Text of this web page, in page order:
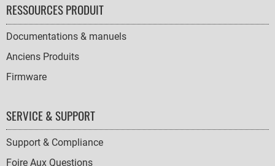
RESSOURCES PRODUIT
Documentations & manuels
Anciens Produits
Firmware
SERVICE & SUPPORT
Support & Compliance
Foire Aux Questions